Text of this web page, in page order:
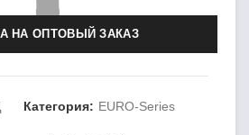
НА ОПТОВЫЙ ЗАКАЗ
Категория: EURO-Series